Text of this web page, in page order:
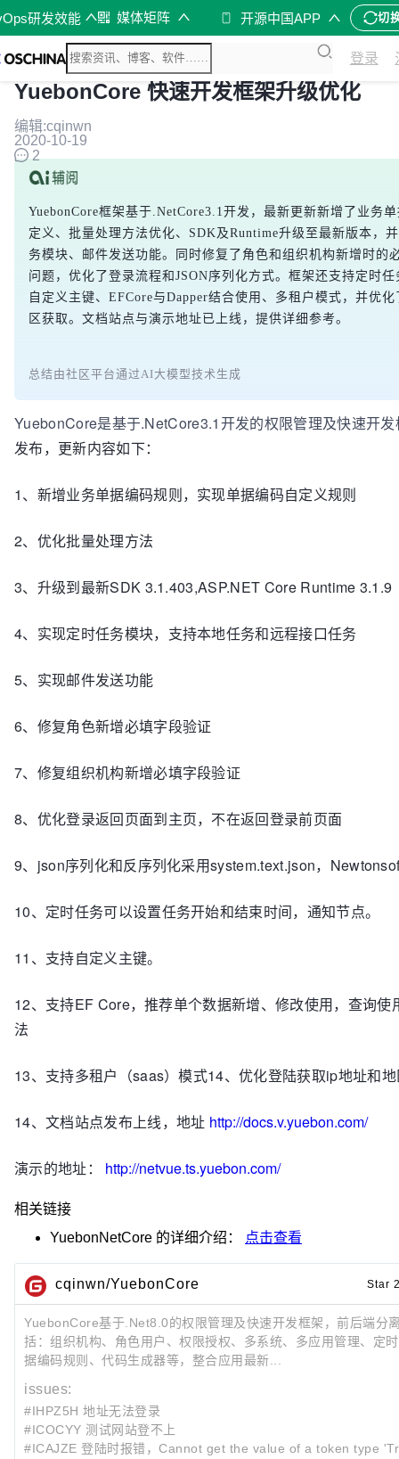
研发效能 媒体矩阵 开源中国APP 切
登录
YuebonCore 快速开发框架升级优化
编辑:cqinwn
2020-10-19
2
YuebonCore框架基于.NetCore3.1开发，最新更新新增了业务
定义、批量处理方法优化、SDK及Runtime升级至最新版本，
务模块、邮件发送功能。同时修复了角色和组织机构新增时的
问题，优化了登录流程和JSON序列化方式。框架还支持定时
自定义主键、EFCore与Dapper结合使用、多租户模式，并优
区获取。文档站点与演示地址已上线，提供详细参考。
总结由社区平台通过AI大模型技术生成
YuebonCore是基于.NetCore3.1开发的权限管理及快速开发
发布，更新内容如下：
1、新增业务单据编码规则，实现单据编码自定义规则
2、优化批量处理方法
3、升级到最新SDK 3.1.403,ASP.NET Core Runtime 3.1.9
4、实现定时任务模块，支持本地任务和远程接口任务
5、实现邮件发送功能
6、修复角色新增必填字段验证
7、修复组织机构新增必填字段验证
8、优化登录返回页面到主页，不在返回登录前页面
9、json序列化和反序列化采用system.text.json，
10、定时任务可以设置任务开始和结束时间，通知节点。
11、支持自定义主键。
12、支持EF Core，推荐单个数据新增、修改使用，查询使
法
13、支持多租户（saas）模式14、优化登陆获取ip地址和
14、文档站点发布上线，地址 http://docs.v.yuebon.com/
演示的地址： http://netvue.ts.yuebon.com/
相关链接
YuebonNetCore 的详细介绍： 点击查看
cqinwn/YuebonCore Star
YuebonCore基于.Net8.0的权限管理及快速开发框架，前后端分
括：组织机构、角色用户、权限授权、多系统、多应用管理、定
据编码规则、代码生成器等，整合应用最新...
issues:
#IHPZ5H 地址无法登录
#ICOCYY 测试网站登不上
#ICAJZE 登陆时报错，Cannot get the value of a token type